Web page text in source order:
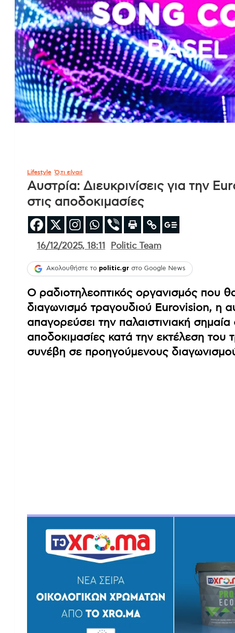
Lifestyle Ό,τι είναι!
Αυστρία: Διευκρινίσεις για την
στις αποδοκιμασίες
16/12/2025, 18:11 Politic Team
Ακολουθήστε το politic.gr στο Google News
Ο ραδιοτηλεοπτικός οργανισμός που
διαγωνισμό τραγουδιού Eurovision, η
απαγορεύσει την παλαιστινιακή σημαία
αποδοκιμασίες κατά την εκτέλεση του
συνέβη σε προηγούμενους